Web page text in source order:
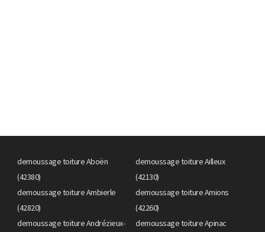
demoussage toiture Aboën
(42380)
demoussage toiture Ailleux
(42130)
demoussage toiture Ambierle
(42820)
demoussage toiture Amions
(42260)
demoussage toiture Andrézieux-
demoussage toiture Apinac